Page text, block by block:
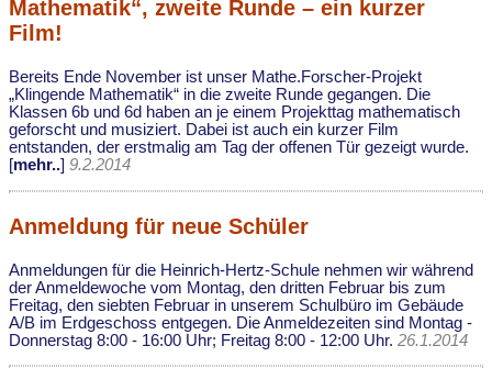
Mathematik“, zweite Runde – ein kurzer
Film!
Bereits Ende November ist unser Mathe.Forscher-Projekt
„Klingende Mathematik“ in die zweite Runde gegangen. Die
Klassen 6b und 6d haben an je einem Projekttag mathematisch
geforscht und musiziert. Dabei ist auch ein kurzer Film
entstanden, der erstmalig am Tag der offenen Tür gezeigt wurde.
[mehr..] 9.2.2014
Anmeldung für neue Schüler
Anmeldungen für die Heinrich-Hertz-Schule nehmen wir während
der Anmeldewoche vom Montag, den dritten Februar bis zum
Freitag, den siebten Februar in unserem Schulbüro im Gebäude
A/B im Erdgeschoss entgegen. Die Anmeldezeiten sind Montag -
Donnerstag 8:00 - 16:00 Uhr; Freitag 8:00 - 12:00 Uhr. 26.1.2014